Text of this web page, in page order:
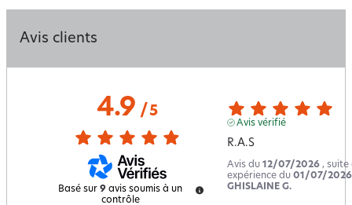
Avis clients
4.9/ 5
Basé sur 9 avis soumis à un
contrôle
Avis vérifié
R.A.S
Avis du 12/07/2026 , suite
expérience du 01/07/2026
GHISLAINE G.